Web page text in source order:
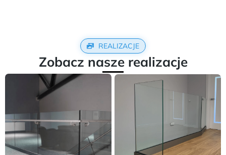
REALIZACJE
Zobacz nasze realizacje